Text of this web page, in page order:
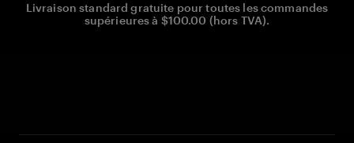
Livraison standard gratuite pour toutes les commandes
supérieures à $100.00 (hors TVA).